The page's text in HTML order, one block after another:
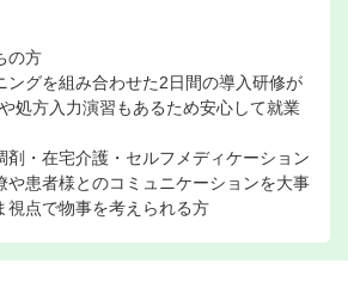
の方
グを組み合わせた2日間の導入研修が
処方入力演習もあるため安心して就業
剤・在宅介護・セルフメディケーション
や患者様とのコミュニケーションを大事
視点で物事を考えられる方